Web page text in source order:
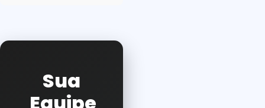
Sua